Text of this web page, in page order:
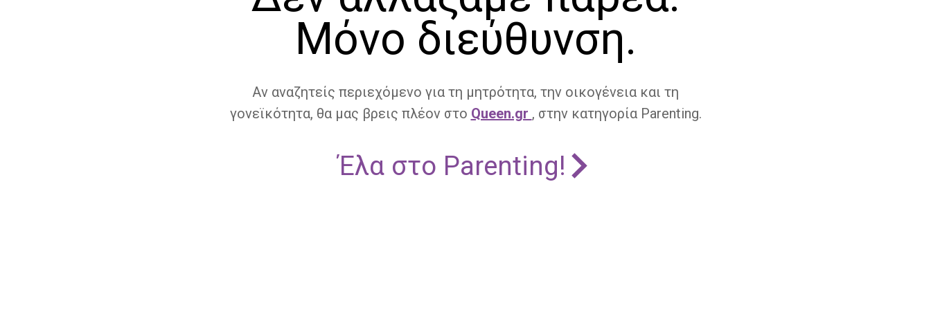
Μόνο διεύθυνση.
Αν αναζητείς περιεχόμενο για τη μητρότητα, την οικογένεια και τη
γονεϊκότητα, θα μας βρεις πλέον στο Queen.gr , στην κατηγορία Parenting.
Έλα στο Parenting!